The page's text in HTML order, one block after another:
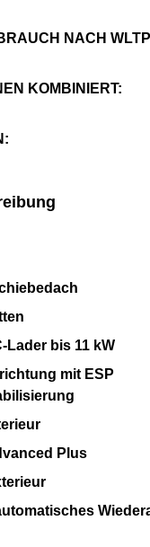
NACH
KOMBINIERT:
Lader bis 11 kW
mit ESP
Plus